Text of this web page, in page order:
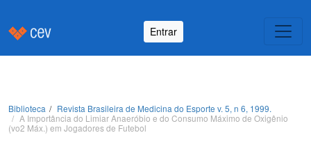
Entrar
Biblioteca
Revista Brasileira de Medicina do Esporte v. 5, n 6, 1999.
A Importância do Limiar Anaeróbio e do Consumo Máximo de Oxigênio
(vo2 Máx.) em Jogadores de Futebol